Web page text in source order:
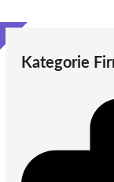
Kategorie